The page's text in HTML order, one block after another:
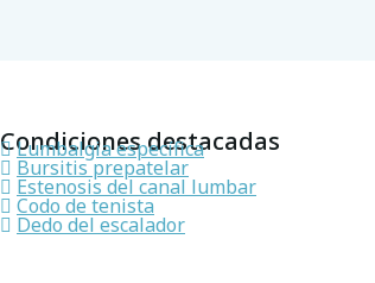
Condiciones destacadas
Lumbalgia específica
Bursitis prepatelar
Estenosis del canal lumbar
Codo de tenista
Dedo del escalador